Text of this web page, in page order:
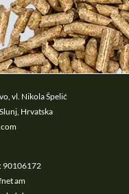
vl. Nikola Špelić
Hrvatska
90106172
am